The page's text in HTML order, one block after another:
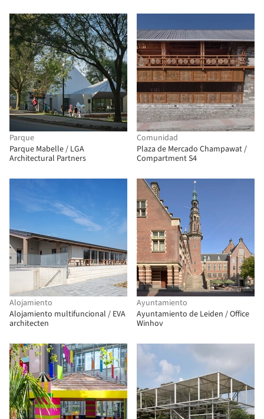
Parque
Parque Mabelle / LGA
Architectural Partners
Comunidad
Plaza de Mercado Champawat /
Compartment S4
Alojamiento
Alojamiento multifuncional / EVA
architecten
Ayuntamiento
Ayuntamiento de Leiden / Office
Winhov